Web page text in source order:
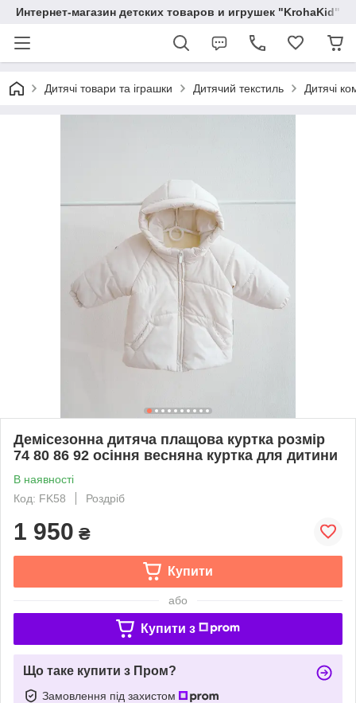
Интернет-магазин детских товаров и игрушек "KrohaKid"
Дитячі товари та іграшки Дитячий текстиль Дитячі
Демісезонна дитяча плащова куртка розмір
74 80 86 92 осіння весняна куртка для дитини
В наявності
Код: FK58
Роздріб
1 950 ₴
Купити
або
Купити з
Що таке купити з Пром?
Замовлення під захистом